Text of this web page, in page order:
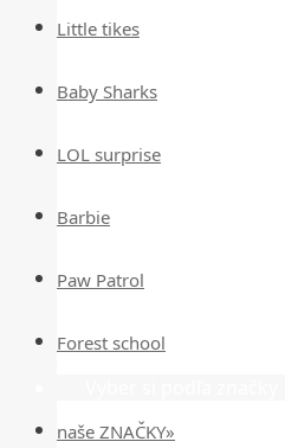
Little tikes
Baby Sharks
LOL surprise
Barbie
Paw Patrol
Forest school
naše ZNAČKY»